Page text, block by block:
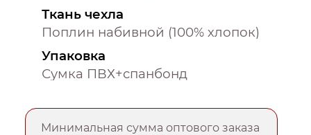
Ткань чехла
Поплин набивной (100% хлопок)
Упаковка
Сумка ПВХ+спанбонд
Минимальная сумма оптового заказа